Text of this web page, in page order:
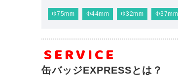
Φ75mm Φ44mm Φ32mm Φ37mm
SERVICE
缶バッジEXPRESSとは？